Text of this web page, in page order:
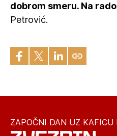
dobrom smeru. Na
Petrović.
ZAPOČNI DAN UZ KAFICU I